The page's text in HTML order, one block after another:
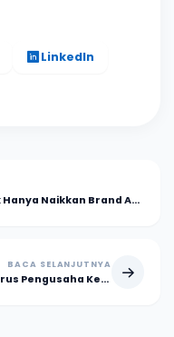
LinkedIn
Jasa KOL Influencer Jogja, Tak Hanya Naikkan Brand Awareness?
BACA SELANJUTNYA
5 Kesalahan Langganan ERP yang Harus Pengusaha Ketahui